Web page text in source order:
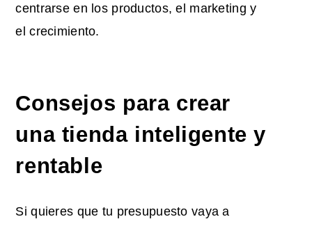
centrarse en los productos, el marketing y
el crecimiento.
Consejos para crear
una tienda inteligente y
rentable
Si quieres que tu presupuesto vaya a